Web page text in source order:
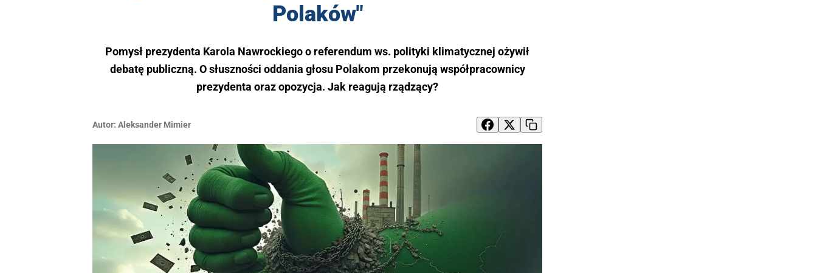
Polaków"
Pomysł prezydenta Karola Nawrockiego o referendum ws. polityki klimatycznej ożywił
debatę publiczną. O słuszności oddania głosu Polakom przekonują współpracownicy
prezydenta oraz opozycja. Jak reagują rządzący?
Autor: Aleksander Mimier